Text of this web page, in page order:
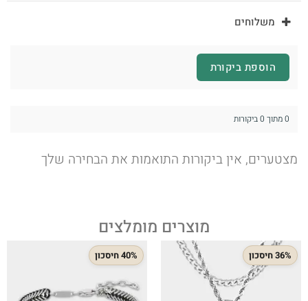
משלוחים
הוספת ביקורת
0 מתוך 0 ביקורות
מצטערים, אין ביקורות התואמות את הבחירה שלך
מוצרים מומלצים
36% חיסכון 40% חיסכון